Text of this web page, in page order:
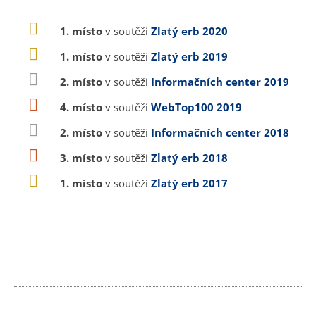
1. místo v soutěži Zlatý erb 2020
1. místo v soutěži Zlatý erb 2019
2. místo v soutěži Informačních center 2019
4. místo v soutěži WebTop100 2019
2. místo v soutěži Informačních center 2018
3. místo v soutěži Zlatý erb 2018
1. místo v soutěži Zlatý erb 2017